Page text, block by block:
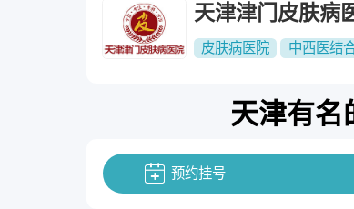
天津津门皮肤病
皮肤病医院 中西医结
天津有名
预约挂号